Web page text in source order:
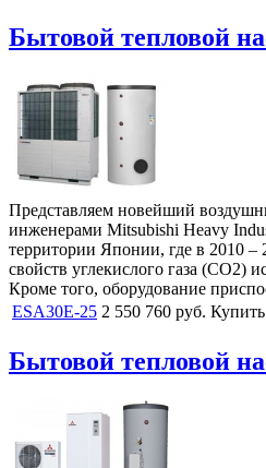
Бытовой тепловой
Представляем новейший
инженерами Mitsubishi Heavy
территории Японии, где в 2010 –
свойств углекислого газа (CO2)
Кроме того, оборудование
ESA30E-25 2 550 760 руб. Купить
Бытовой тепловой